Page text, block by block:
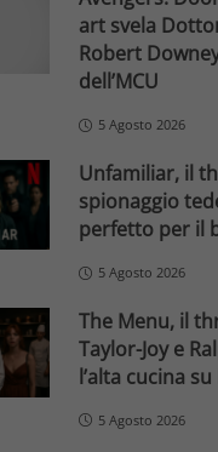
art svela
Robert
dell’MCU
5 Agosto 2026
Unfamiliar, il
spionaggio
perfetto per il
5 Agosto 2026
The Menu, il
Taylor-Joy e
l’alta cucina
5 Agosto 2026